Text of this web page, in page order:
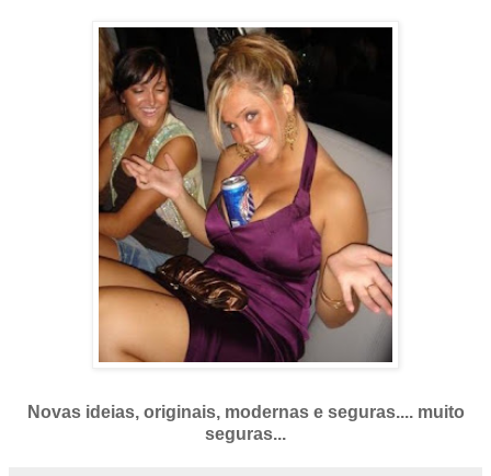
Novas ideias, originais, modernas e seguras.... muito
seguras...